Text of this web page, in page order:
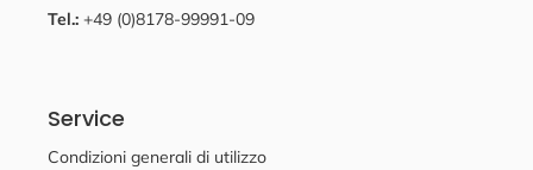
Tel.: +49 (0)8178-99991-09
Service
Condizioni generali di utilizzo